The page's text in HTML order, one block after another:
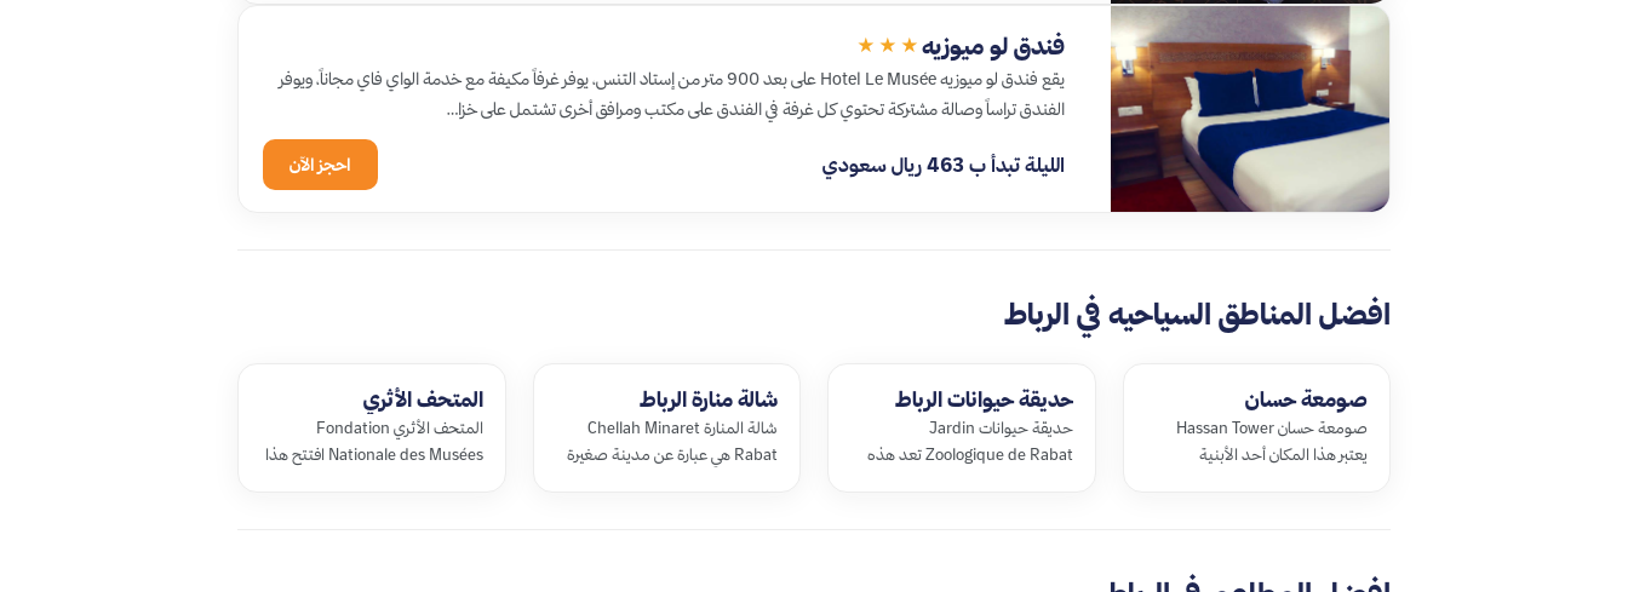
فندق لو ميوزيه ★★★
يقع فندق لو ميوزيه Hotel Le Musée على بعد 900 متر من إستاد التنس، يوفر غرفاً مكيفة مع خدمة الواي فاي مجاناً، ويوفر
الفندق تراساً وصالة مشتركة تحتوي كل غرفة في الفندق على مكتب ومرافق أخرى تشتمل على خزا…
الليلة تبدأ ب 463 ريال سعودي احجز الآن
افضل المناطق السياحيه في الرباط
صومعة حسان
صومعة حسان Hassan Tower
يعتبر هذا المكان أحد الأبنية
حديقة حيوانات الرباط
حديقة حيوانات Jardin
Zoologique de Rabat تعد هذه
شالة منارة الرباط
شالة المنارة Chellah Minaret
Rabat هي عبارة عن مدينة صغيرة
المتحف الأثري
المتحف الأثري Fondation
Nationale des Musées افتتح هذا